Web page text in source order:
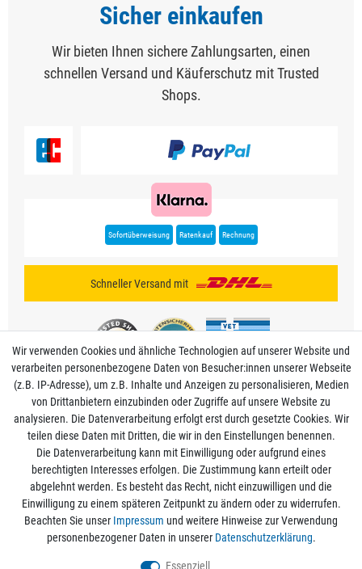
Sicher einkaufen
Wir bieten Ihnen sichere Zahlungsarten, einen
schnellen Versand und Käuferschutz mit Trusted
Shops.
Sofortüberweisung Ratenkauf Rechnung
Schneller Versand mit
Mein Konto
Informationen
Rechtliche Angaben
Wir verwenden Cookies und ähnliche Technologien auf unserer Website und
verarbeiten personenbezogene Daten von Besucher:innen unserer Webseite
(z.B. IP-Adresse), um z.B. Inhalte und Anzeigen zu personalisieren, Medien
von Drittanbietern einzubinden oder Zugriffe auf unsere Website zu
analysieren. Die Datenverarbeitung erfolgt erst durch gesetzte Cookies. Wir
teilen diese Daten mit Dritten, die wir in den Einstellungen benennen.
Die Datenverarbeitung kann mit Einwilligung oder aufgrund eines
berechtigten Interesses erfolgen. Die Zustimmung kann erteilt oder
abgelehnt werden. Es besteht das Recht, nicht einzuwilligen und die
Einwilligung zu einem späteren Zeitpunkt zu ändern oder zu widerrufen.
Beachten Sie unser Impressum und weitere Hinweise zur Verwendung
personenbezogener Daten in unserer Daten­schutz­erklärung.
Essenziell